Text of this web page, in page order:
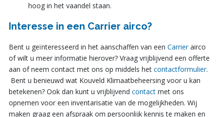
hoog in het vaandel staan.
Interesse in een Carrier airco?
Bent u geïnteresseerd in het aanschaffen van een Carrierairco
of wilt u meer informatie hierover? Vraag vrijblijvend een offerte
aan of neem contact met ons op middels het contactformulier.
Bent u benieuwd wat Kouveld Klimaatbeheersing voor u kan
betekenen? Ook dan kunt u vrijblijvend contactmet ons
opnemen voor een inventarisatie van de mogelijkheden. Wij
maken graag een afspraak om persoonlijk kennis te maken en